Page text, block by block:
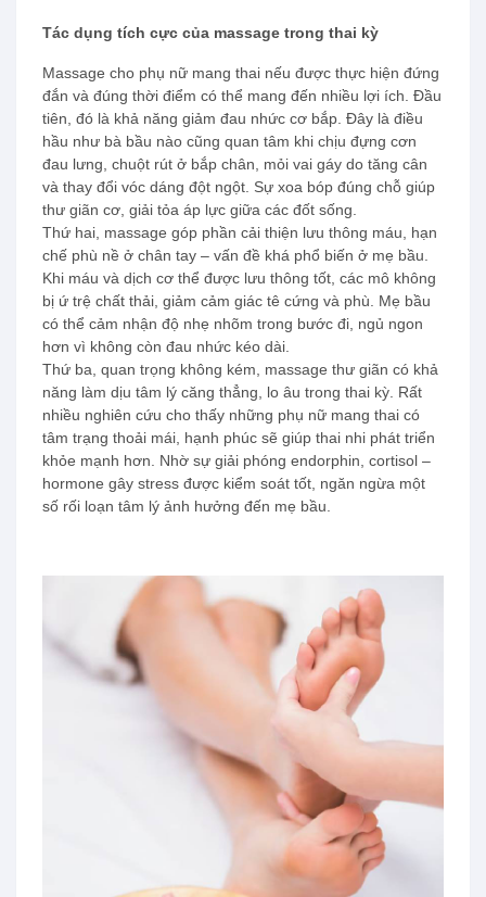
Tác dụng tích cực của massage trong thai kỳ
Massage cho phụ nữ mang thai nếu được thực hiện đứng
đắn và đúng thời điểm có thể mang đến nhiều lợi ích. Đầu
tiên, đó là khả năng giảm đau nhức cơ bắp. Đây là điều
hầu như bà bầu nào cũng quan tâm khi chịu đựng cơn
đau lưng, chuột rút ở bắp chân, mỏi vai gáy do tăng cân
và thay đổi vóc dáng đột ngột. Sự xoa bóp đúng chỗ giúp
thư giãn cơ, giải tỏa áp lực giữa các đốt sống.
Thứ hai, massage góp phần cải thiện lưu thông máu, hạn
chế phù nề ở chân tay – vấn đề khá phổ biến ở mẹ bầu.
Khi máu và dịch cơ thể được lưu thông tốt, các mô không
bị ứ trệ chất thải, giảm cảm giác tê cứng và phù. Mẹ bầu
có thể cảm nhận độ nhẹ nhõm trong bước đi, ngủ ngon
hơn vì không còn đau nhức kéo dài.
Thứ ba, quan trọng không kém, massage thư giãn có khả
năng làm dịu tâm lý căng thẳng, lo âu trong thai kỳ. Rất
nhiều nghiên cứu cho thấy những phụ nữ mang thai có
tâm trạng thoải mái, hạnh phúc sẽ giúp thai nhi phát triển
khỏe mạnh hơn. Nhờ sự giải phóng endorphin, cortisol –
hormone gây stress được kiểm soát tốt, ngăn ngừa một
số rối loạn tâm lý ảnh hưởng đến mẹ bầu.